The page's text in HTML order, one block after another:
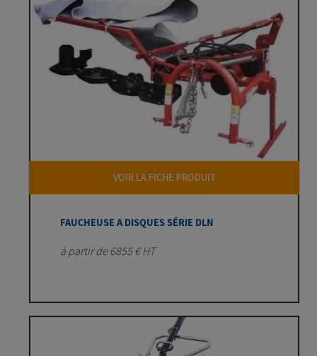
VOIR LA FICHE PRODUIT
FAUCHEUSE A DISQUES SÉRIE DLN
à partir de 6855 € HT